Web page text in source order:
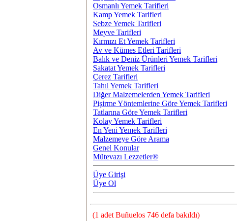
Osmanlı Yemek Tarifleri
Kamp Yemek Tarifleri
Sebze Yemek Tarifleri
Meyve Tarifleri
Kırmızı Et Yemek Tarifleri
Av ve Kümes Etleri Tarifleri
Balık ve Deniz Ürünleri Yemek Tarifleri
Sakatat Yemek Tarifleri
Çerez Tarifleri
Tahıl Yemek Tarifleri
Diğer Malzemelerden Yemek Tarifleri
Pişirme Yöntemlerine Göre Yemek Tarifleri
Tatlarına Göre Yemek Tarifleri
Kolay Yemek Tarifleri
En Yeni Yemek Tarifleri
Malzemeye Göre Arama
Genel Konular
Mütevazı Lezzetler®
Üye Girişi
Üye Ol
(1 adet Buñuelos 746 defa bakıldı)